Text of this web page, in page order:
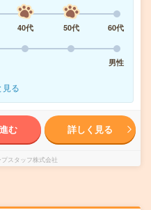
40代 50代
60代
男性
見る
む 詳しく見る
スタッフ株式会社